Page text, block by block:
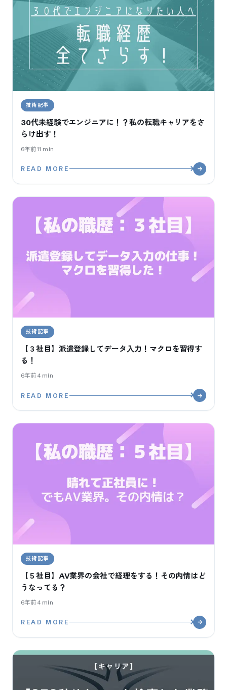
技術記事
30代未経験でエンジニアに！？私の転職キャリアをさ
らけ出す！
6年前11 min
READ MORE
技術記事
【３社目】派遣登録してデータ入力！マクロを習得す
る！
6年前 4min
READ MORE
技術記事
【５社目】AV業界の会社で経理をする！その内情はど
うなってる？
6年前 4min
READ MORE